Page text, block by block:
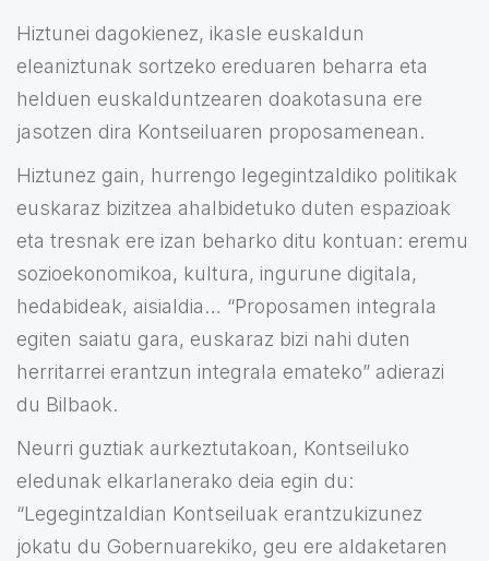
Hiztunei dagokienez, ikasle euskaldun
eleaniztunak sortzeko ereduaren beharra eta
helduen euskalduntzearen doakotasuna ere
jasotzen dira Kontseiluaren proposamenean.
Hiztunez gain, hurrengo legegintzaldiko politikak
euskaraz bizitzea ahalbidetuko duten espazioak
eta tresnak ere izan beharko ditu kontuan: eremu
sozioekonomikoa, kultura, ingurune digitala,
hedabideak, aisialdia… “Proposamen integrala
egiten saiatu gara, euskaraz bizi nahi duten
herritarrei erantzun integrala emateko” adierazi
du Bilbaok.
Neurri guztiak aurkeztutakoan, Kontseiluko
eledunak elkarlanerako deia egin du:
“Legegintzaldian Kontseiluak erantzukizunez
jokatu du Gobernuarekiko, geu ere aldaketaren